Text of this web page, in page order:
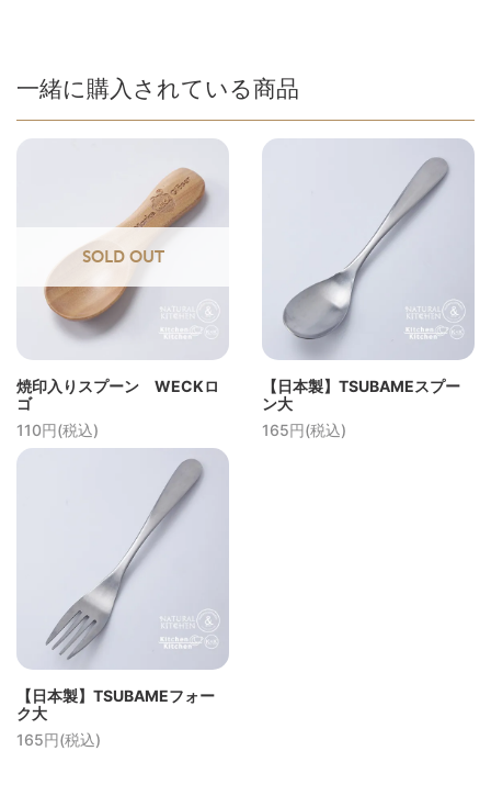
一緒に購入されている商品
SOLD OUT
焼印入りスプーン WECKロ
ゴ
110円(税込)
【日本製】TSUBAMEスプー
ン大
165円(税込)
【日本製】TSUBAMEフォー
ク大
165円(税込)